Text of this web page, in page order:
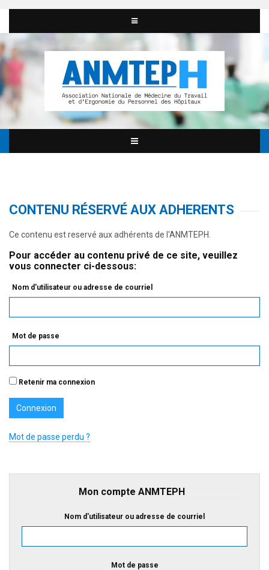
CONTENU RÉSERVÉ AUX ADHERENTS
Ce contenu est reservé aux adhérents de l'ANMTEPH.
Pour accéder au contenu privé de ce site, veuillez
vous connecter ci-dessous:
Nom d'utilisateur ou adresse de courriel
Mot de passe
Retenir ma connexion
Mot de passe perdu ?
Mon compte ANMTEPH
Nom d'utilisateur ou adresse de courriel
Mot de passe